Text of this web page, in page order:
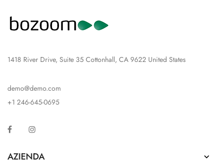
1418 River Drive, Suite 35 Cottonhall, CA 9622 United States
demo@demo.com
+1 246-645-0695
Facebook
AZIENDA 